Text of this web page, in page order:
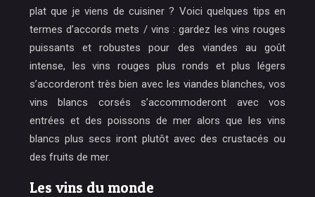
plat que je viens de cuisiner ? Voici quelques tips en
termes d’accords mets / vins : gardez les vins rouges
puissants et robustes pour des viandes au goût
intense, les vins rouges plus ronds et plus légers
s’accorderont très bien avec les viandes blanches, vos
vins blancs corsés s’accommoderont avec vos
entrées et des poissons de mer alors que les vins
blancs plus secs iront plutôt avec des crustacés ou
des fruits de mer.
Les vins du monde